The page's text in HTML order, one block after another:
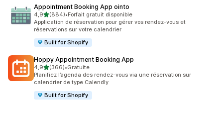
Appointment Booking App ointo
4,9étoile(s) sur 5
(884)
884 avis au total
•Forfait gratuit disponible
Application de réservation pour gérer vos rendez-vous et
réservations sur votre calendrier
Built for Shopify
Hoppy Appointment Booking App
4,9étoile(s) sur 5
(366)
366 avis au total
•Gratuite
Planifiez l’agenda des rendez-vous via une réservation sur
calendrier de type Calendly
Built for Shopify